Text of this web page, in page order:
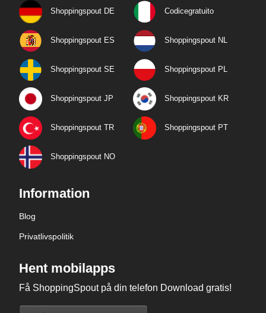
Shoppingspout DE Codicegratuito
Shoppingspout ES Shoppingspout NL
Shoppingspout SE Shoppingspout PL
Shoppingspout JP Shoppingspout KR
Shoppingspout TR Shoppingspout PT
Shoppingspout NO
Information
Blog
Privatlivspolitik
Hent mobilapps
Få ShoppingSpout på din telefon Download gratis!